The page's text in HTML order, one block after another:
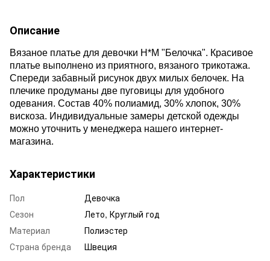
Описание
Вязаное платье для девочки H*M "Белочка". Красивое
платье выполнено из приятного, вязаного трикотажа.
Спереди забавный рисунок двух милых белочек. На
плечике продуманы две пуговицы для удобного
одевания. Состав 40% полиамид, 30% хлопок, 30%
вискоза. Индивидуальные замеры детской одежды
можно уточнить у менеджера нашего интернет-
магазина.
Характеристики
Пол
Девочка
Сезон
Лето, Круглый год
Материал
Полиэстер
Страна бренда
Швеция